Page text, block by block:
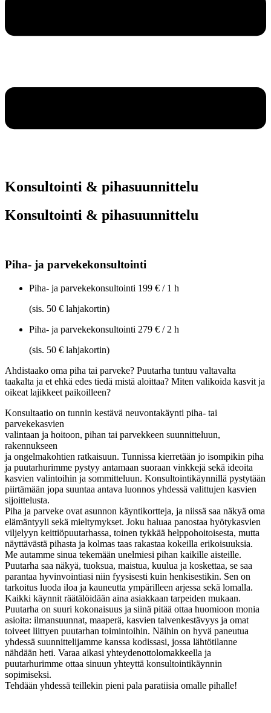
Konsultointi & pihasuunnittelu
Konsultointi & pihasuunnittelu
Piha- ja parvekekonsultointi
Piha- ja parvekekonsultointi 199 € / 1 h
(sis. 50 € lahjakortin)
Piha- ja parvekekonsultointi 279 € / 2 h
(sis. 50 € lahjakortin)
Ahdistaako oma piha tai parveke? Puutarha tuntuu valtavalta
taakalta ja et ehkä edes tiedä mistä aloittaa? Miten valikoida kasvit ja
oikeat lajikkeet paikoilleen?
Konsultaatio on tunnin kestävä neuvontakäynti piha- tai
parvekekasvien
valintaan ja hoitoon, pihan tai parvekkeen suunnitteluun,
rakennukseen
ja ongelmakohtien ratkaisuun. Tunnissa kierretään jo isompikin piha
ja puutarhurimme pystyy antamaan suoraan vinkkejä sekä ideoita
kasvien valintoihin ja sommitteluun. Konsultointikäynnillä pystytään
piirtämään jopa suuntaa antava luonnos yhdessä valittujen kasvien
sijoittelusta.
Piha ja parveke ovat asunnon käyntikortteja, ja niissä saa näkyä oma
elämäntyyli sekä mieltymykset. Joku haluaa panostaa hyötykasvien
viljelyyn keittiöpuutarhassa, toinen tykkää helppohoitoisesta, mutta
näyttävästä pihasta ja kolmas taas rakastaa kokeilla erikoisuuksia.
Me autamme sinua tekemään unelmiesi pihan kaikille aisteille.
Puutarha saa näkyä, tuoksua, maistua, kuulua ja koskettaa, se saa
parantaa hyvinvointiasi niin fyysisesti kuin henkisestikin. Sen on
tarkoitus luoda iloa ja kauneutta ympärilleen arjessa sekä lomalla.
Kaikki käynnit räätälöidään aina asiakkaan tarpeiden mukaan.
Puutarha on suuri kokonaisuus ja siinä pitää ottaa huomioon monia
asioita: ilmansuunnat, maaperä, kasvien talvenkestävyys ja omat
toiveet liittyen puutarhan toimintoihin. Näihin on hyvä paneutua
yhdessä suunnittelijamme kanssa kodissasi, jossa lähtötilanne
nähdään heti. Varaa aikasi yhteydenottolomakkeella ja
puutarhurimme ottaa sinuun yhteyttä konsultointikäynnin
sopimiseksi.
Tehdään yhdessä teillekin pieni pala paratiisia omalle pihalle!